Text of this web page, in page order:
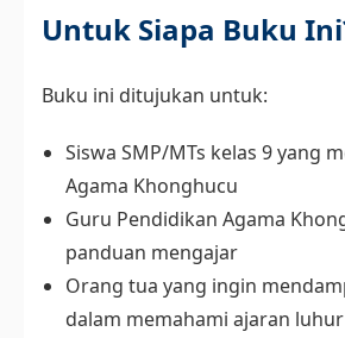
Untuk Siapa Buku
Buku ini ditujukan untuk:
Siswa SMP/MTs kelas 9 yang
Agama Khonghucu
Guru Pendidikan Agama
panduan mengajar
Orang tua yang ingin
dalam memahami ajaran